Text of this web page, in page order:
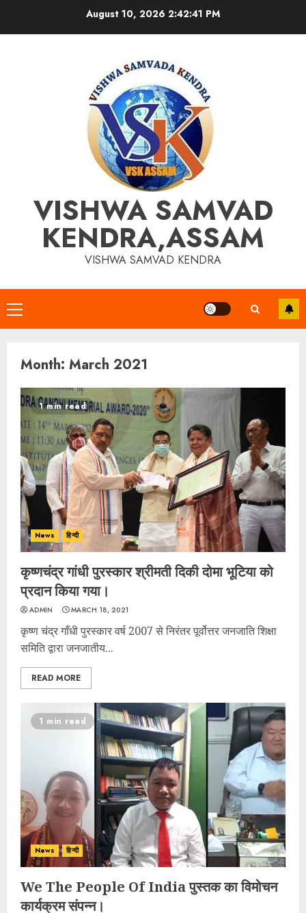
August 10, 2026 2:42:42 PM
VISHWA SAMVAD
KENDRA,ASSAM
VISHWA SAMVAD KENDRA
Primary
Menu
Month: March 2021
1 min read
News हिन्दी
कृष्णचंद्र गांधी पुरस्कार श्रीमती दिकी दोमा भूटिया को
प्रदान किया गया।
ADMIN MARCH 18, 2021
कृष्ण चंद्र गाँधी पुरस्कार वर्ष 2007 से निरंतर पूर्वोत्तर जनजाति शिक्षा
समिति द्वारा जनजातीय...
READ MORE
1 min read
News हिन्दी
We The People Of India पुस्तक का विमोचन
कार्यक्रम संपन्न।